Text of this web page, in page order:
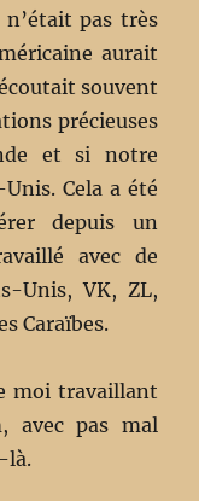
pas très
aurait
souvent
précieuses
et si notre
Cela a été
depuis un
avec de
Unis, VK, ZL,
Caraïbes.
moi travaillant
avec pas mal
là.